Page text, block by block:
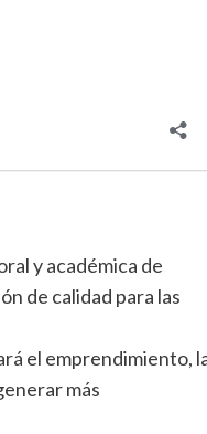
y académica de
de calidad para las
el emprendimiento,
más